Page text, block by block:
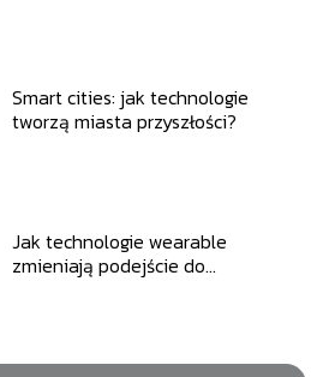
Smart cities: jak technologie
tworzą miasta przyszłości?
Jak technologie wearable
zmieniają podejście do